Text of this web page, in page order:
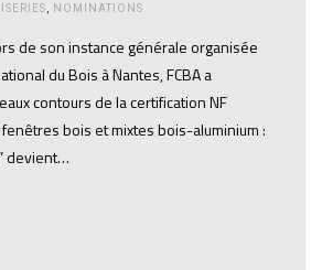
NOMINATIONS
de son instance générale organisée
du Bois à Nantes, FCBA a
contours de la certification NF
bois et mixtes bois-aluminium :
devient…